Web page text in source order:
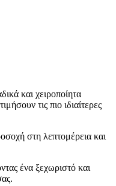
και χειροποίητα
τις πιο ιδιαίτερες
στη λεπτομέρεια και
ένα ξεχωριστό και